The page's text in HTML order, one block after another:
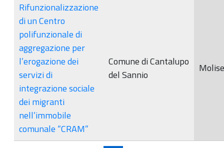
Rifunzionalizzazione
di un Centro
polifunzionale di
aggregazione per
l’erogazione dei
servizi di
integrazione sociale
dei migranti
nell’immobile
comunale “CRAM”
Comune di Cantalupo
del Sannio
Molise